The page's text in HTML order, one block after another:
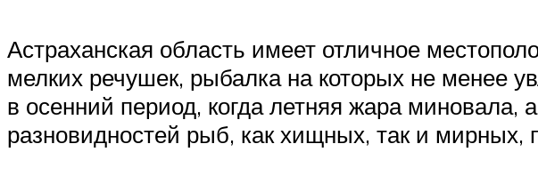
Астраханская область имеет отличное
мелких речушек, рыбалка на которых не менее
в осенний период, когда летняя жара
разновидностей рыб, как хищных, так и мирных,